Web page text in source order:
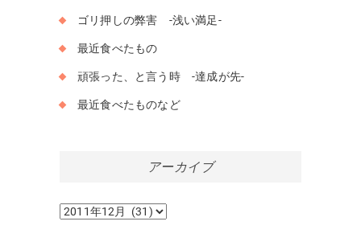
ゴリ押しの弊害 -浅い満足-
最近食べたもの
頑張った、と言う時 -達成が先-
最近食べたものなど
アーカイブ
ア